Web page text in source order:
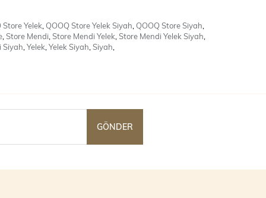
Store Yelek QOOQ Store Yelek Siyah QOOQ Store Siyah
Store Mendi Store Mendi Yelek Store Mendi Yelek Siyah
Siyah Yelek Yelek Siyah Siyah
GÖNDER